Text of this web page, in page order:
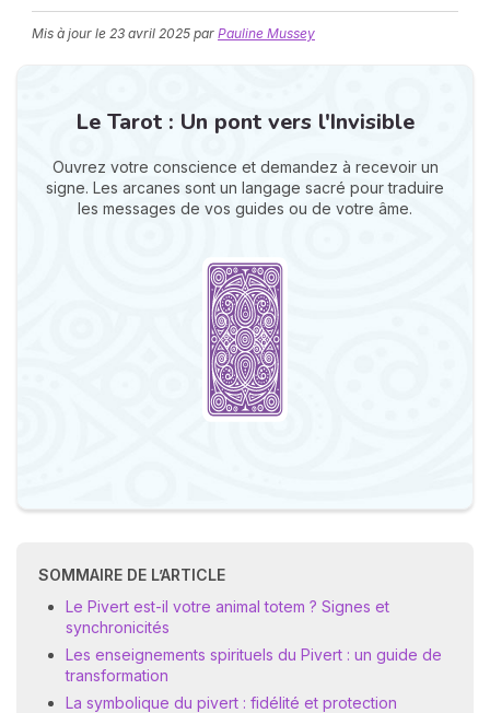
Mis à jour le 23 avril 2025 par Pauline Mussey
Le Tarot : Un pont vers l'Invisible
Ouvrez votre conscience et demandez à recevoir un
signe. Les arcanes sont un langage sacré pour traduire
les messages de vos guides ou de votre âme.
SOMMAIRE DE L’ARTICLE
Le Pivert est-il votre animal totem ? Signes et
synchronicités
Les enseignements spirituels du Pivert : un guide de
transformation
La symbolique du pivert : fidélité et protection